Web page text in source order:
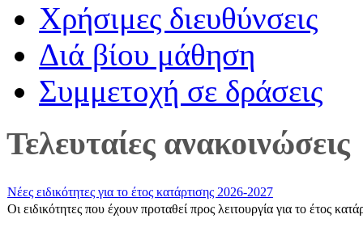
Χρήσιμες διευθύνσεις
Διά βίου μάθηση
Συμμετοχή σε δράσεις
Τελευταίες ανακοινώσεις
Νέες ειδικότητες για το έτος κατάρτισης 2026-2027
Οι ειδικότητες που έχουν προταθεί προς λειτουργία για το έτος